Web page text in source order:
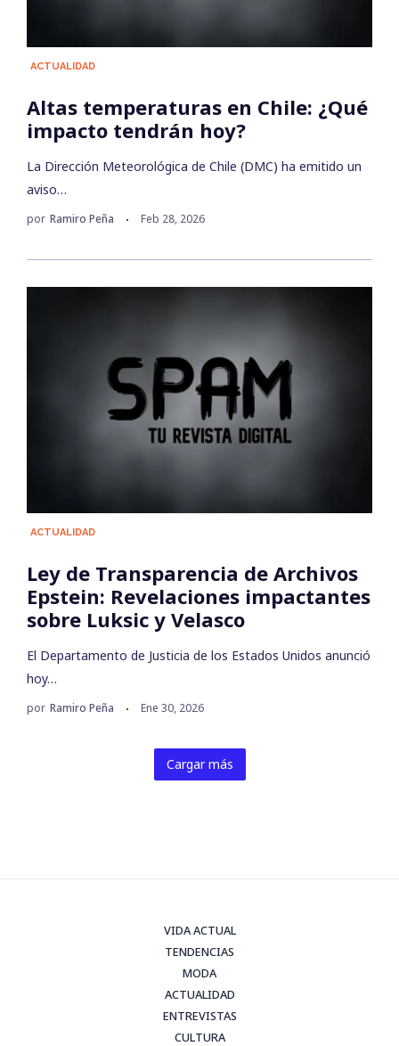
ACTUALIDAD
Altas temperaturas en Chile: ¿Qué
impacto tendrán hoy?
La Dirección Meteorológica de Chile (DMC) ha emitido un
aviso…
por Ramiro Peña Feb 28, 2026
ACTUALIDAD
Ley de Transparencia de Archivos
Epstein: Revelaciones impactantes
sobre Luksic y Velasco
El Departamento de Justicia de los Estados Unidos anunció
hoy…
por Ramiro Peña Ene 30, 2026
Cargar más
VIDA ACTUAL
TENDENCIAS
MODA
ACTUALIDAD
ENTREVISTAS
CULTURA